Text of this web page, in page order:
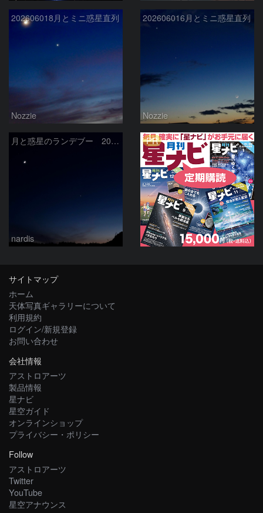
202606018月とミニ惑星直列
Nozzie
202606016月とミニ惑星直列
Nozzie
月と惑星のランデブー 2026/06/19
nardis
PR
サイトマップ
ホーム
天体写真ギャラリーについて
利用規約
ログイン/新規登録
お問い合わせ
会社情報
アストロアーツ
製品情報
星ナビ
星空ガイド
オンラインショップ
プライバシー・ポリシー
Follow
アストロアーツ
Twitter
YouTube
星空アナウンス